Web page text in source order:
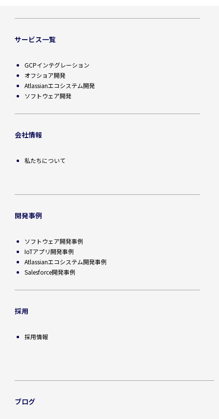
サービス一覧
GCPインテグレーション
オフショア開発
Atlassianエコシステム開発
ソフトウェア開発
会社情報
私たちについて
開発事例
ソフトウェア開発事例
IoTアプリ開発事例
Atlassianエコシステム開発事例
Salesforce開発事例
採用
採用情報
ブログ